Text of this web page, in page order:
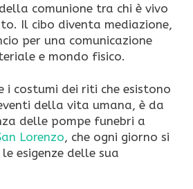
comunione tra chi è vivo
Il cibo diventa mediazione,
per una comunicazione
e mondo fisico.
i costumi dei riti che esistono
della vita umana, è da
delle pompe funebri a
Lorenzo, che ogni giorno si
esigenze delle sua